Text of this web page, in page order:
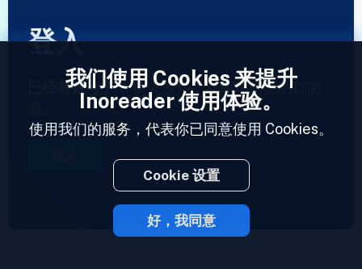
登入
已经有账号了？输入资料，立即访问你的订阅
2023 © Inoreader
我们使用 Cookies 来提升
Inoreader 使用体验。
使用我们的服务，代表你已同意使用 Cookies。
Cookie 设置
好，我同意